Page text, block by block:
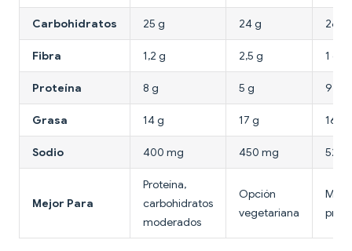
Carbohidratos 25 g 24 g 26 g
Fibra 1,2 g 2,5 g 1 g
Proteína 8 g 5 g 9 g
Grasa 14 g 17 g 16 g
Sodio 400 mg 450 mg 520
Mejor Para
Proteína,
carbohidratos
moderados
Opción
vegetariana